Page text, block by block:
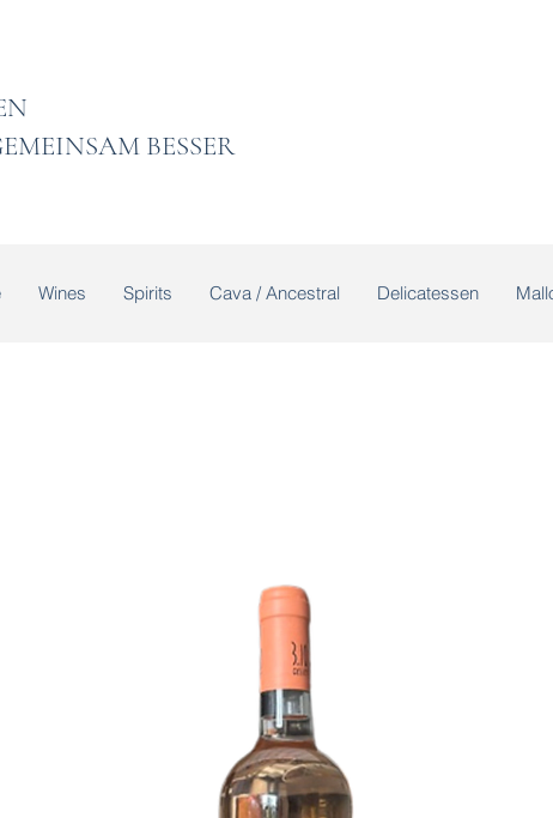
BESSER
Wines Spirits Cava / Ancestral Delicatessen